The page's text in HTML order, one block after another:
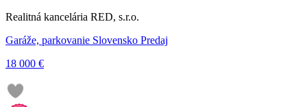
Realitná kancelária RED, s.r.o.
Garáže, parkovanie Slovensko Predaj
18 000 €